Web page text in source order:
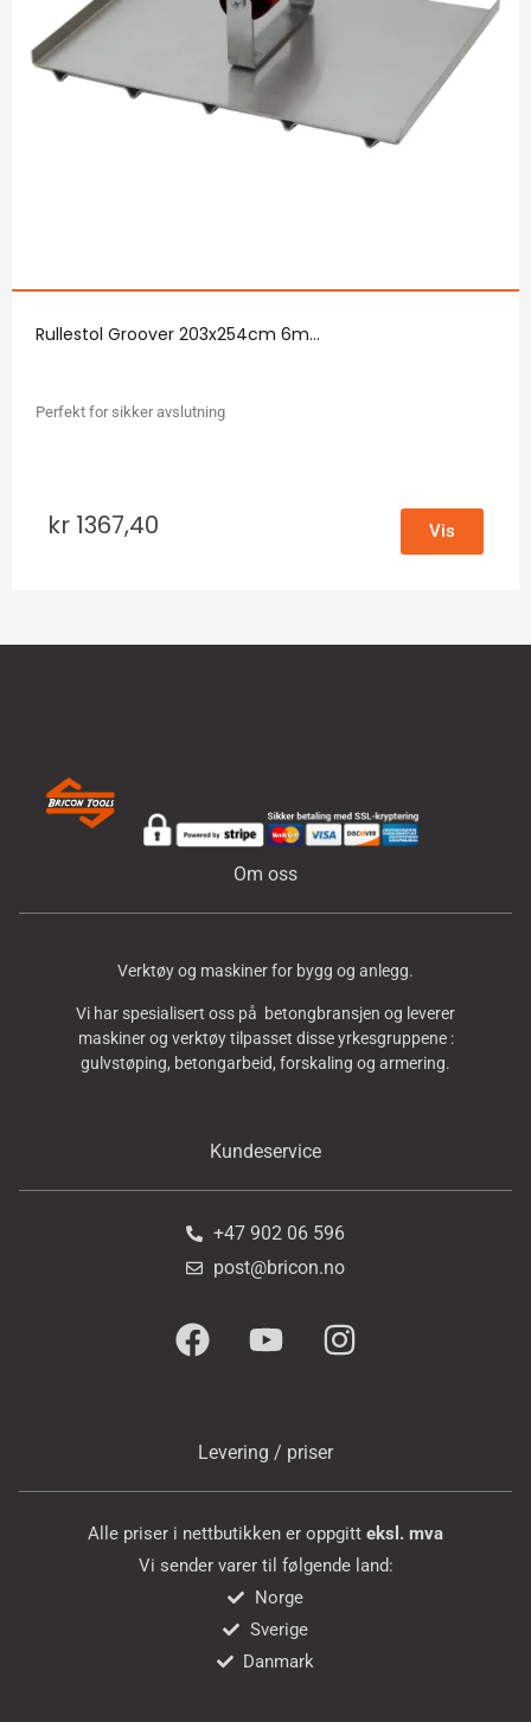
Rullestol Groover 203x254cm 6m...
Perfekt for sikker avslutning
kr 1367,40 Vis
Om oss
Verktøy og maskiner for bygg og anlegg.
Vi har spesialisert oss på betongbransjen og leverer
maskiner og verktøy tilpasset disse yrkesgruppene :
gulvstøping, betongarbeid, forskaling og armering.
Kundeservice
+47 902 06 596
post@bricon.no
Levering / priser
Alle priser i nettbutikken er oppgitt eksl. mva
Vi sender varer til følgende land:
Norge
Sverige
Danmark